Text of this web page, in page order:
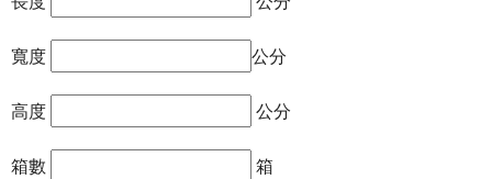
寬度 公分
高度 公分
箱數 箱